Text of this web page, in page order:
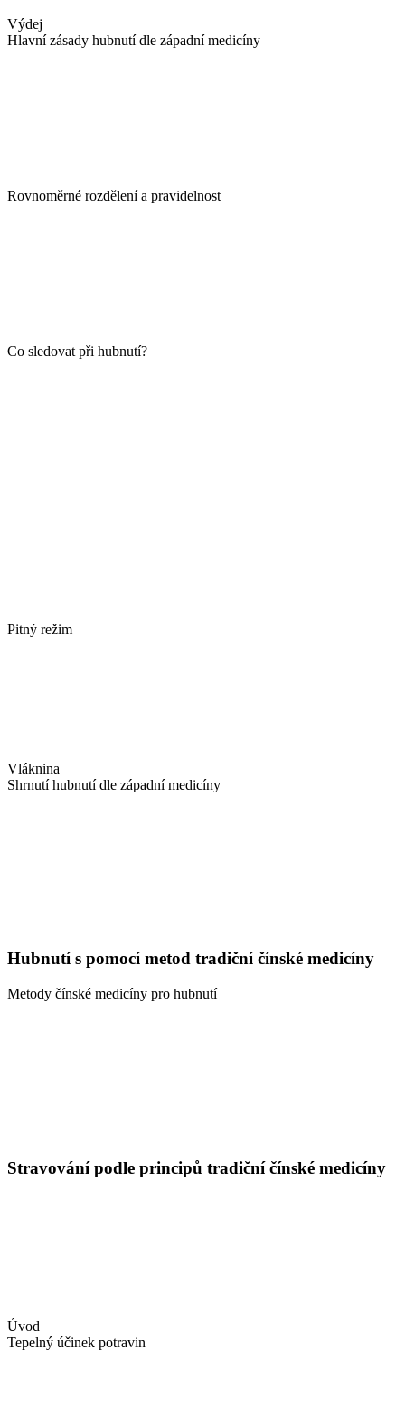
Výdej
Hlavní zásady hubnutí dle západní medicíny
Rovnoměrné rozdělení a pravidelnost
Co sledovat při hubnutí?
Pitný režim
Vláknina
Shrnutí hubnutí dle západní medicíny
Hubnutí s pomocí metod tradiční čínské medicíny
Metody čínské medicíny pro hubnutí
Stravování podle principů tradiční čínské medicíny
Úvod
Tepelný účinek potravin